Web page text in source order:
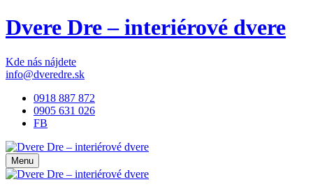
Dvere Dre – interiérové dvere
Kde nás nájdete
info@dveredre.sk
0918 887 872
0905 631 026
FB
Menu